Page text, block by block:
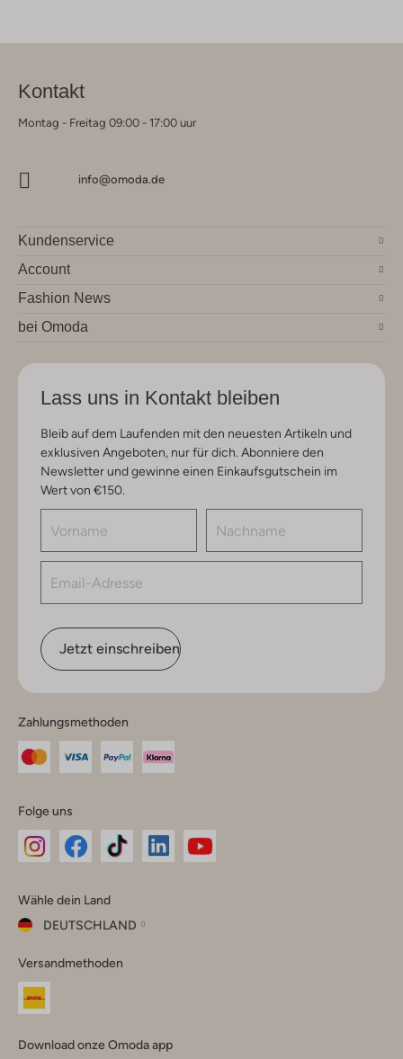
Kontakt
Montag - Freitag 09:00 - 17:00 uur
info@omoda.de
Kundenservice
Account
Fashion News
bei Omoda
Lass uns in Kontakt bleiben
Bleib auf dem Laufenden mit den neuesten Artikeln und
exklusiven Angeboten, nur für dich. Abonniere den
Newsletter und gewinne einen Einkaufsgutschein im
Wert von €150.
Jetzt einschreiben
Zahlungsmethoden
Folge uns
Instagram
Facebook
TikTok
Wähle dein Land
DEUTSCHLAND
dein
Land
Versandmethoden
Download onze Omoda app